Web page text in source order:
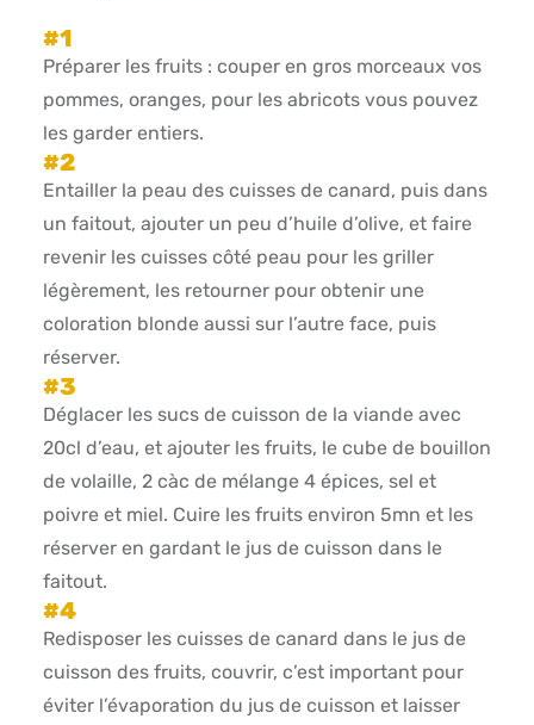
Préparer les fruits : couper en gros morceaux vos
pommes, oranges, pour les abricots vous pouvez
les garder entiers.
Entailler la peau des cuisses de canard, puis dans
un faitout, ajouter un peu d’huile d’olive, et faire
revenir les cuisses côté peau pour les griller
légèrement, les retourner pour obtenir une
coloration blonde aussi sur l’autre face, puis
réserver.
Déglacer les sucs de cuisson de la viande avec
20cl d’eau, et ajouter les fruits, le cube de bouillon
de volaille, 2 càc de mélange 4 épices, sel et
poivre et miel. Cuire les fruits environ 5mn et les
réserver en gardant le jus de cuisson dans le
faitout.
Redisposer les cuisses de canard dans le jus de
cuisson des fruits, couvrir, c’est important pour
éviter l’évaporation du jus de cuisson et laisser